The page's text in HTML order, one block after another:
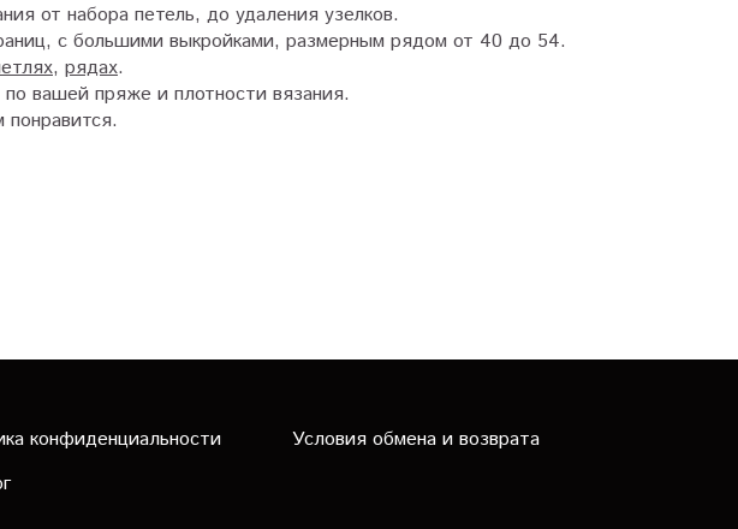
от набора петель, до удаления узелков.
с большими выкройками, размерным рядом от 40 до 54.
, рядах.
вашей пряже и плотности вязания.
конфиденциальности
Условия обмена и возврата